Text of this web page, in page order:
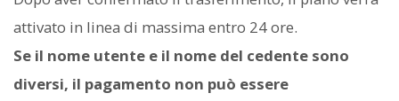
attivato in linea di massima entro 24 ore.
Se il nome utente e il nome del cedente sono
diversi, il pagamento non può essere